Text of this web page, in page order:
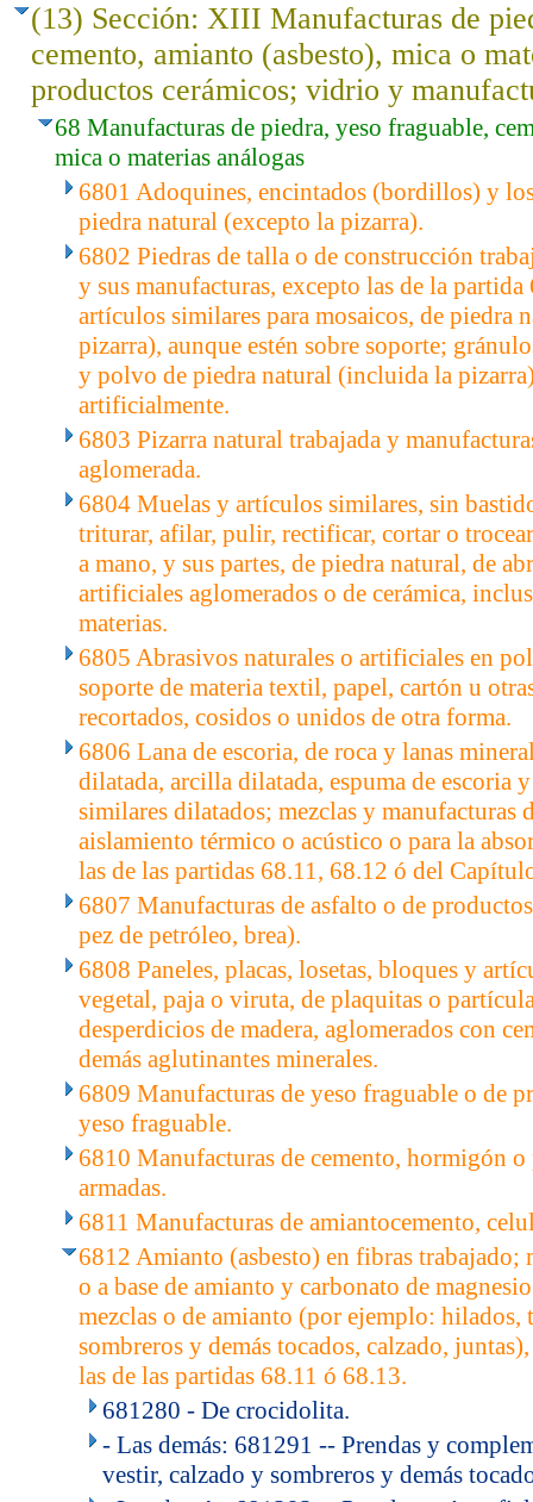
(13) Sección: XIII Manufacturas de
cemento, amianto (asbesto), mica o
productos cerámicos; vidrio y
68 Manufacturas de piedra, yeso fraguable,
mica o materias análogas
6801 Adoquines, encintados (bordillos) y
piedra natural (excepto la pizarra).
6802 Piedras de talla o de construcción
y sus manufacturas, excepto las de la
artículos similares para mosaicos, de piedra
pizarra), aunque estén sobre soporte;
y polvo de piedra natural (incluida la
artificialmente.
6803 Pizarra natural trabajada y
aglomerada.
6804 Muelas y artículos similares, sin
triturar, afilar, pulir, rectificar, cortar o
a mano, y sus partes, de piedra natural, de
artificiales aglomerados o de cerámica,
materias.
6805 Abrasivos naturales o artificiales en
soporte de materia textil, papel, cartón u
recortados, cosidos o unidos de otra forma.
6806 Lana de escoria, de roca y lanas
dilatada, arcilla dilatada, espuma de escoria
similares dilatados; mezclas y manufacturas
aislamiento térmico o acústico o para la
las de las partidas 68.11, 68.12 ó del
6807 Manufacturas de asfalto o de
pez de petróleo, brea).
6808 Paneles, placas, losetas, bloques y
vegetal, paja o viruta, de plaquitas o
desperdicios de madera, aglomerados con
demás aglutinantes minerales.
6809 Manufacturas de yeso fraguable o de
yeso fraguable.
6810 Manufacturas de cemento, hormigón
armadas.
6811 Manufacturas de amiantocemento,
6812 Amianto (asbesto) en fibras trabajado;
o a base de amianto y carbonato de
mezclas o de amianto (por ejemplo: hilados,
sombreros y demás tocados, calzado,
las de las partidas 68.11 ó 68.13.
681280 - De crocidolita.
- Las demás: 681291 -- Prendas y
vestir, calzado y sombreros y demás